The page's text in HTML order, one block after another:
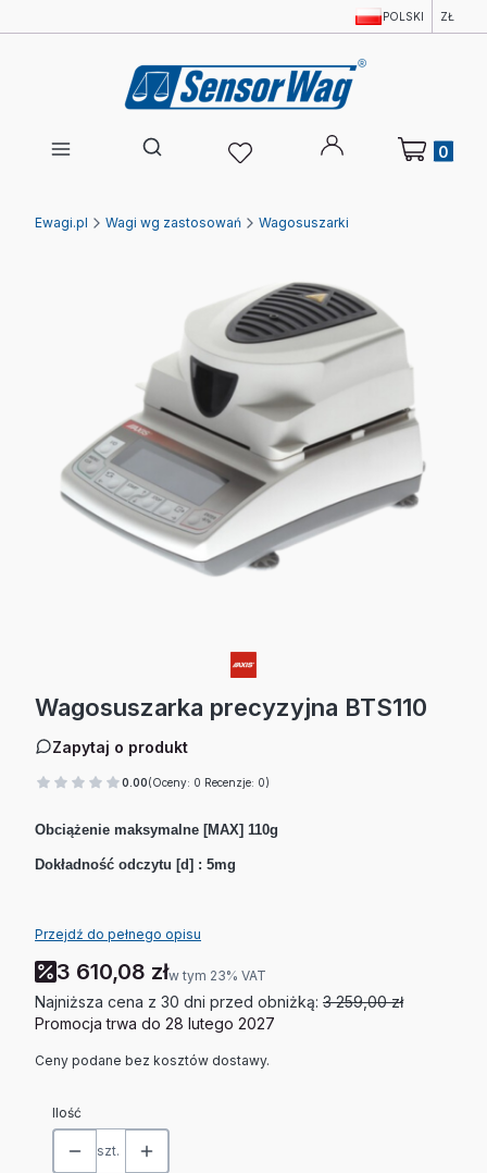
POLSKI ZŁ
Otwórz wyszukiwarkę
Produkty w
Ewagi.pl Wagi wg zastosowań Wagosuszarki
Wagosuszarka precyzyjna BTS110
Zapytaj o produkt
0.00(Oceny: 0 Recenzje: 0)
Obciążenie maksymalne [MAX] 110g
Dokładność odczytu [d] : 5mg
Przejdź do pełnego opisu
3 610,08 złw tym 23% VAT
w tym 23% VAT
Najniższa cena z 30 dni przed obniżką: 3 259,00 zł
Promocja trwa do 28 lutego 2027
Ceny podane bez kosztów dostawy.
Ilość
szt.